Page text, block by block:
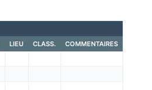
LIEU CLASS. COMMENTAIRES